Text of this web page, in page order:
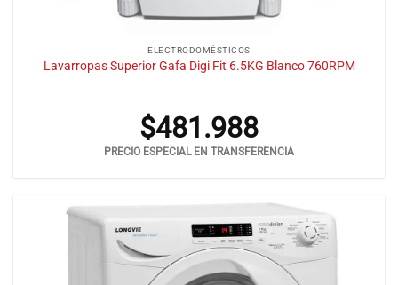
ELECTRODOMÉSTICOS
Lavarropas Superior Gafa Digi Fit 6.5KG Blanco 760RPM
$481.988
PRECIO ESPECIAL EN TRANSFERENCIA